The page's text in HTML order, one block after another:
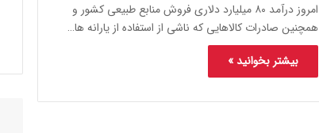
امروز درآمد ۸۰ میلیارد دلاری فروش منابع طبیعی کشور و
همچنین صادرات کالاهایی که ناشی از استفاده از یارانه ها…
بیشتر بخوانید »